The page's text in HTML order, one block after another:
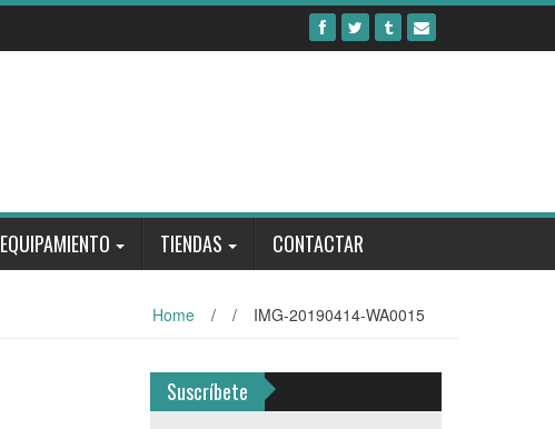
EQUIPAMIENTO TIENDAS CONTACTAR
Home / / IMG-20190414-WA0015
Suscríbete